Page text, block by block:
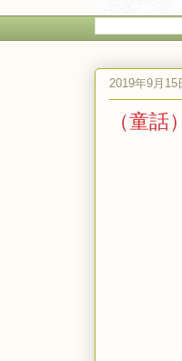
2019年9月15
（童